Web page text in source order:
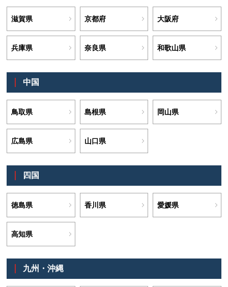
滋賀県 京都府 大阪府
兵庫県 奈良県 和歌山県
中国
鳥取県 島根県 岡山県
広島県 山口県
四国
徳島県 香川県 愛媛県
高知県
九州・沖縄